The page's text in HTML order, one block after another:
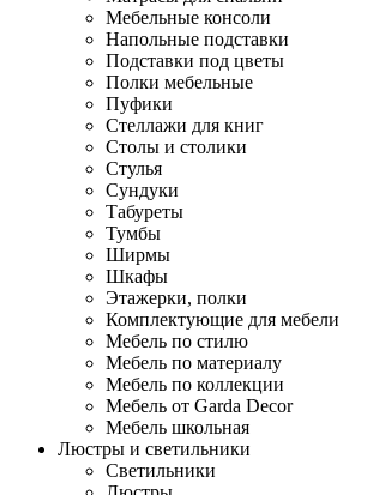
Мебельные консоли
Напольные подставки
Подставки под цветы
Полки мебельные
Пуфики
Стеллажи для книг
Столы и столики
Стулья
Сундуки
Табуреты
Тумбы
Ширмы
Шкафы
Этажерки, полки
Комплектующие для мебели
Мебель по стилю
Мебель по материалу
Мебель по коллекции
Мебель от Garda Decor
Мебель школьная
Люстры и светильники
Светильники